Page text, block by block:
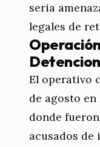
seria
legales de
El operativo
de agosto en
donde
acusados de